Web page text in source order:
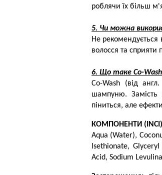
роблячи їх більш
5. Чи можна
Не
волосся та сприяти
6. Що таке Co-
Co-Wash (від
шампуню. Замість
піниться, але
КОМПОНЕНТИ
Aqua (Water),
Isethionate,
Acid, Sodium